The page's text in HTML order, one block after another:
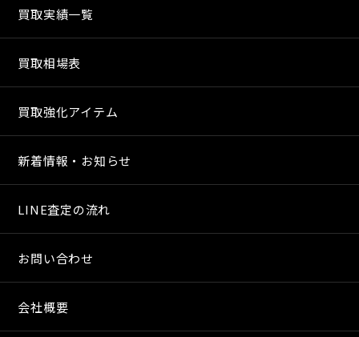
買取実績一覧
買取相場表
買取強化アイテム
新着情報・お知らせ
LINE査定の流れ
お問い合わせ
会社概要